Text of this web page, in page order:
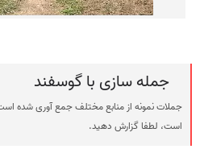
جمله سازی با گوسفند
جملات نمونه از منابع مختلف جمع آوری شده
است، لطفا گزارش دهید.